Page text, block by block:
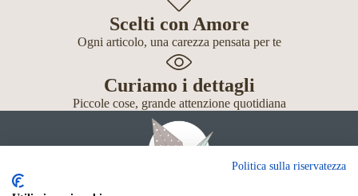
Scelti con Amore
Ogni articolo, una carezza pensata per te
Curiamo i dettagli
Piccole cose, grande attenzione quotidiana
Politica sulla riservatezza